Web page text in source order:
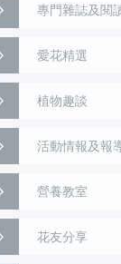
專門雜誌及閱
愛花精選
植物趣談
活動情報及報
營養教室
花友分享